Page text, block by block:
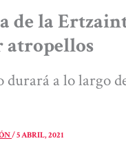
de la
atropellos
durará a lo largo
/5 ABRIL, 2021